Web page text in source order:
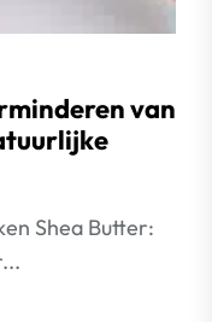
van
Shea Butter: